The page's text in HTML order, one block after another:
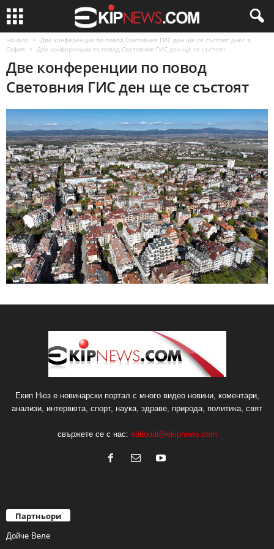
Начало
Две конференции по повод Световния ГИС ден ще се състоят днес в
София
Две конференции по повод Световния ГИС ден ще се състоят
Две конференции по повод
Световния ГИС ден ще се състоят
Екип Нюз е новинарски портал с много видео новини, коментари,
анализи, интервюта, спорт, наука, здраве, природа, политика, свят
свържете се с нас: editorial@ekipnews.com
Партньори
Дойче Веле